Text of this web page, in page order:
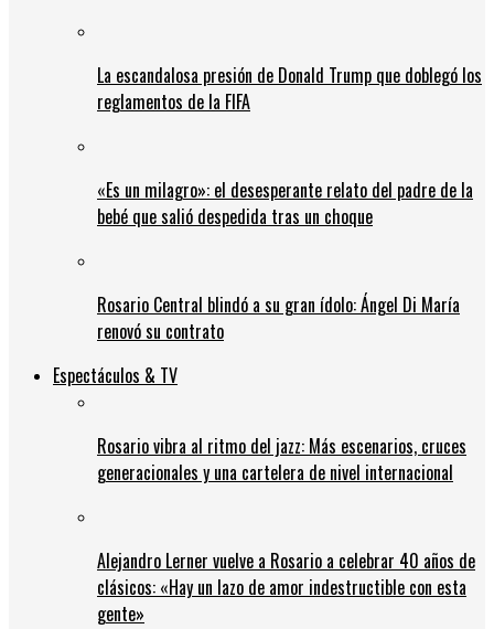
La escandalosa presión de Donald Trump que doblegó los
reglamentos de la FIFA
«Es un milagro»: el desesperante relato del padre de la
bebé que salió despedida tras un choque
Rosario Central blindó a su gran ídolo: Ángel Di María
renovó su contrato
Espectáculos & TV
Rosario vibra al ritmo del jazz: Más escenarios, cruces
generacionales y una cartelera de nivel internacional
Alejandro Lerner vuelve a Rosario a celebrar 40 años de
clásicos: «Hay un lazo de amor indestructible con esta
gente»